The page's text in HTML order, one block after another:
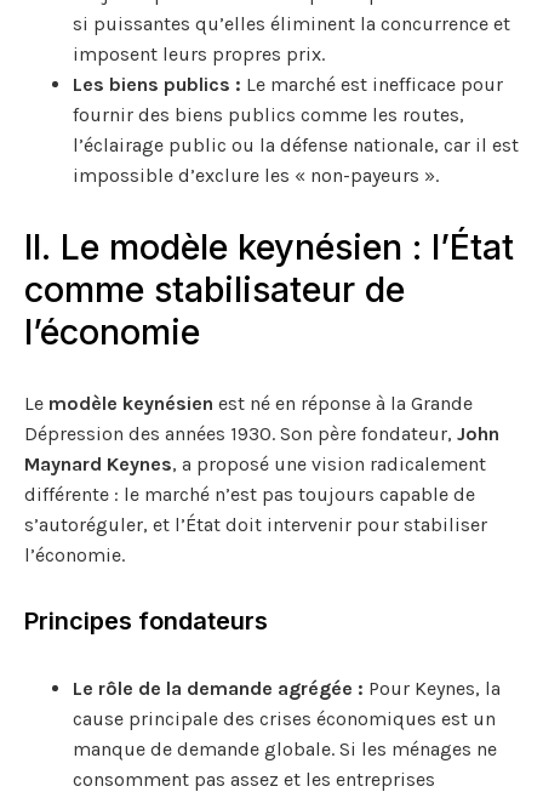
si puissantes qu’elles éliminent la concurrence et
imposent leurs propres prix.
Les biens publics : Le marché est inefficace pour
fournir des biens publics comme les routes,
l’éclairage public ou la défense nationale, car il est
impossible d’exclure les « non-payeurs ».
II. Le modèle keynésien : l’État
comme stabilisateur de
l’économie
Le modèle keynésien est né en réponse à la Grande
Dépression des années 1930. Son père fondateur, John
Maynard Keynes, a proposé une vision radicalement
différente : le marché n’est pas toujours capable de
s’autoréguler, et l’État doit intervenir pour stabiliser
l’économie.
Principes fondateurs
Le rôle de la demande agrégée : Pour Keynes, la
cause principale des crises économiques est un
manque de demande globale. Si les ménages ne
consomment pas assez et les entreprises